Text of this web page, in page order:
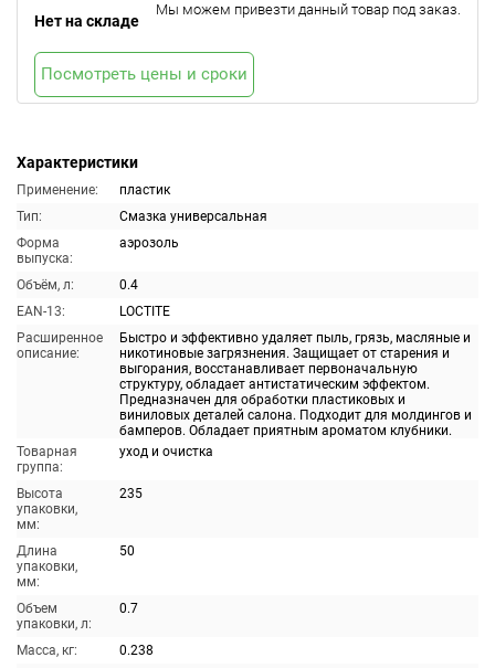
Характеристики
Применение:
пластик
Тип:
Смазка универсальная
Форма
выпуска:
аэрозоль
Объём, л:
0.4
EAN-13:
LOCTITE
Расширенное
описание:
Быстро и эффективно удаляет пыль, грязь, масляные и
никотиновые загрязнения. Защищает от старения и
выгорания, восстанавливает первоначальную
структуру, обладает антистатическим эффектом.
Предназначен для обработки пластиковых и
виниловых деталей салона. Подходит для молдингов и
бамперов. Обладает приятным ароматом клубники.
Товарная
группа:
уход и очистка
Высота
упаковки,
мм:
235
Длина
упаковки,
мм:
50
Объем
упаковки, л:
0.7
Масса, кг:
0.238
Нет на складе
Мы можем привезти данный товар под заказ.
Посмотреть цены и сроки